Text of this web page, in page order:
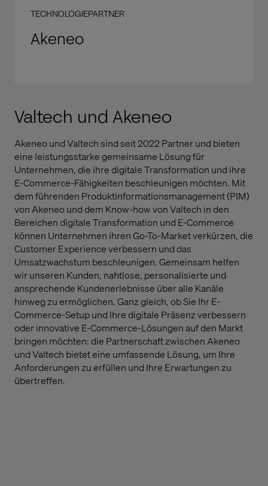
TECHNOLOGIEPARTNER
Akeneo
Valtech und Akeneo
Akeneo und Valtech sind seit 2022 Partner und bieten
eine leistungsstarke gemeinsame Lösung für
Unternehmen, die ihre digitale Transformation und ihre
E-Commerce-Fähigkeiten beschleunigen möchten. Mit
dem führenden Produktinformationsmanagement (PIM)
von Akeneo und dem Know-how von Valtech in den
Bereichen digitale Transformation und E-Commerce
können Unternehmen ihren Go-To-Market verkürzen, die
Customer Experience verbessern und das
Umsatzwachstum beschleunigen. Gemeinsam helfen
wir unseren Kunden, nahtlose, personalisierte und
ansprechende Kundenerlebnisse über alle Kanäle
hinweg zu ermöglichen. Ganz gleich, ob Sie Ihr E-
Commerce-Setup und Ihre digitale Präsenz verbessern
oder innovative E-Commerce-Lösungen auf den Markt
bringen möchten: die Partnerschaft zwischen Akeneo
und Valtech bietet eine umfassende Lösung, um Ihre
Anforderungen zu erfüllen und Ihre Erwartungen zu
übertreffen.